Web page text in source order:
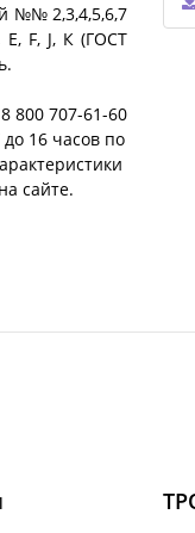
№№ 2,3,4,5,6,7
F, J, К (ГОСТ
800 707-61-60
16 часов по
сайте.